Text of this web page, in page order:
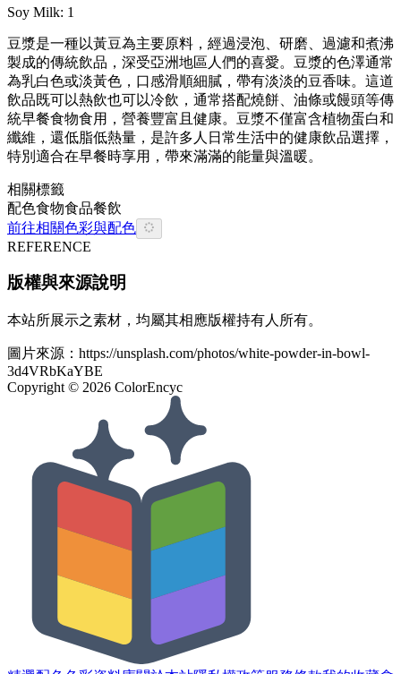
Soy Milk: 1
豆漿是一種以黃豆為主要原料，經過浸泡、研磨、過濾和煮沸
製成的傳統飲品，深受亞洲地區人們的喜愛。豆漿的色澤通常
為乳白色或淡黃色，口感滑順細膩，帶有淡淡的豆香味。這道
飲品既可以熱飲也可以冷飲，通常搭配燒餅、油條或饅頭等傳
統早餐食物食用，營養豐富且健康。豆漿不僅富含植物蛋白和
纖維，還低脂低熱量，是許多人日常生活中的健康飲品選擇，
特別適合在早餐時享用，帶來滿滿的能量與溫暖。
相關標籤
配色食物食品餐飲
前往相關色彩與配色
REFERENCE
版權與來源說明
本站所展示之素材，均屬其相應版權持有人所有。
圖片來源： https://unsplash.com/photos/white-powder-in-bowl-
3d4VRbKaYBE
Copyright © 2026 ColorEncyc